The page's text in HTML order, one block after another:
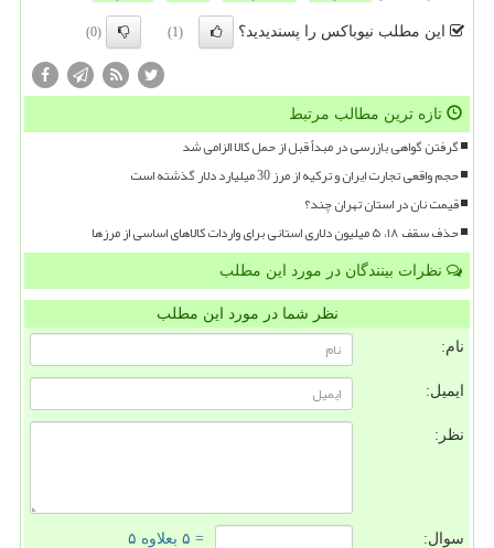
این مطلب نیوباکس را پسندیدید؟ (1)
(0)
تازه ترین مطالب مرتبط
گرفتن گواهی بازرسی در مبدأ قبل از حمل کالا الزامی شد
حجم واقعی تجارت ایران و ترکیه از مرز 30 میلیارد دلار گذشته است
قیمت نان در استان تهران چند؟
حذف سقف ۱۸، ۵ میلیون دلاری استانی برای واردات کالاهای اساسی از مرزها
نظرات بینندگان در مورد این مطلب
نظر شما در مورد این مطلب
نام:
ایمیل:
نظر:
سوال: = ۵ بعلاوه ۵